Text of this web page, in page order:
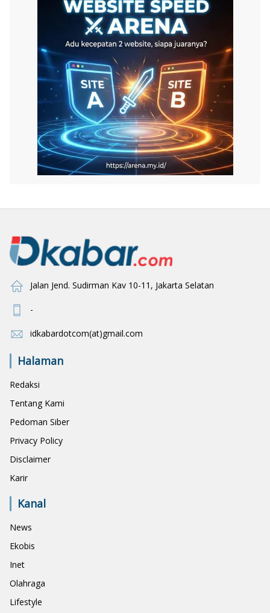
Jalan Jend. Sudirman Kav 10-11, Jakarta Selatan
-
idkabardotcom(at)gmail.com
Halaman
Redaksi
Tentang Kami
Pedoman Siber
Privacy Policy
Disclaimer
Karir
Kanal
News
Ekobis
Inet
Olahraga
Lifestyle